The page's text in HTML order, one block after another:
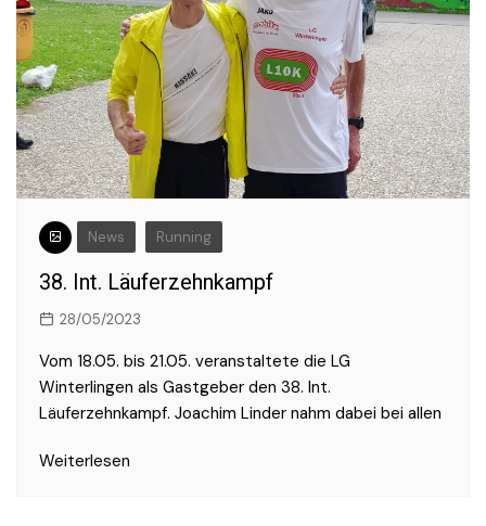
News Running
38. Int. Läuferzehnkampf
28/05/2023
Vom 18.05. bis 21.05. veranstaltete die LG
Winterlingen als Gastgeber den 38. Int.
Läuferzehnkampf. Joachim Linder nahm dabei bei allen
Weiterlesen